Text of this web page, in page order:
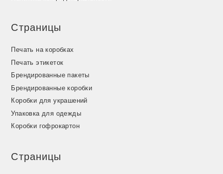
Страницы
Печать на коробках
Печать этикеток
Брендированные пакеты
Брендированные коробки
Коробки для украшений
Упаковка для одежды
Коробки гофрокартон
Страницы